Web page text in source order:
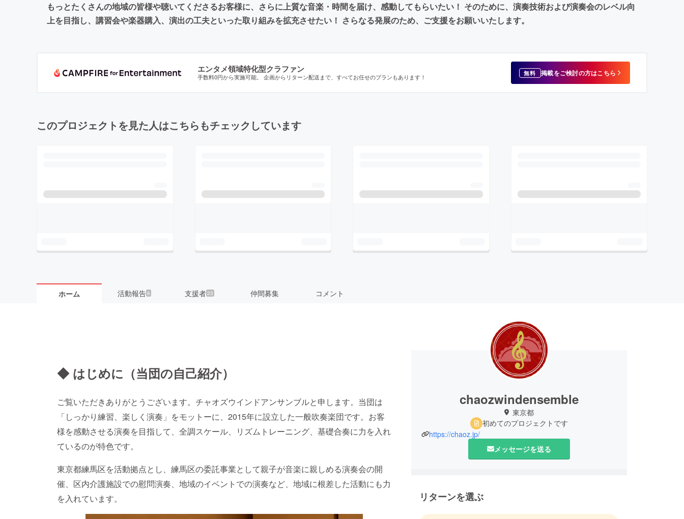
もっとたくさんの地域の皆様や聴いてくださるお客様に、さらに上質な音楽・時間を届け、感動してもらいたい！ そのために、演奏技術および演奏会のレベル向
上を目指し、講習会や楽器購入、演出の工夫といった取り組みを拡充させたい！ さらなる発展のため、ご支援をお願いいたします。
エンタメ領域特化型クラファン
手数料0円から実施可能。 企画からリターン配送まで、すべてお任せのプランもあります！ 無料 掲載をご検討の方はこちら
このプロジェクトを見た人はこちらもチェックしています
ホーム 活動報告6 支援者23 仲間募集 コメント
◆ はじめに（当団の自己紹介）
ご覧いただきありがとうございます。チャオズウインドアンサンブルと申します。当団は
「しっかり練習、楽しく演奏」をモットーに、2015年に設立した一般吹奏楽団です。お客
様を感動させる演奏を目指して、全調スケール、リズムトレーニング、基礎合奏に力を入れ
ているのが特色です。
東京都練馬区を活動拠点とし、練馬区の委託事業として親子が音楽に親しめる演奏会の開
催、区内介護施設での慰問演奏、地域のイベントでの演奏など、地域に根差した活動にも力
を入れています。
chaozwindensemble
東京都
初めてのプロジェクトです
https://chaoz.jp/
メッセージを送る
リターンを選ぶ